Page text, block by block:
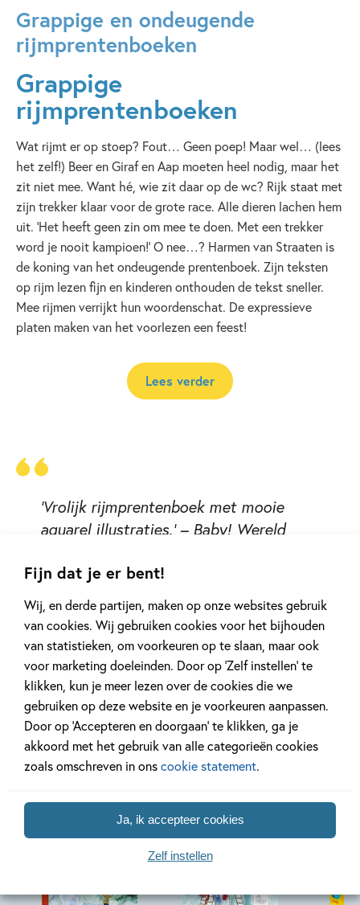
Fijn dat je er bent!
Wij, en derde partijen, maken op onze websites gebruik
van cookies. Wij gebruiken cookies voor het bijhouden
van statistieken, om voorkeuren op te slaan, maar ook
voor marketing doeleinden. Door op ‘Zelf instellen’ te
klikken, kun je meer lezen over de cookies die we
gebruiken op deze website en je voorkeuren aanpassen.
Door op ‘Accepteren en doorgaan’ te klikken, ga je
akkoord met het gebruik van alle categorieën cookies
zoals omschreven in onscookie statement.
Ja, ik accepteer cookies
Zelf instellen
Grappige en ondeugende
rijmprentenboeken
Grappige
rijmprentenboeken
Wat rijmt er op stoep? Fout… Geen poep! Maar wel… (lees
het zelf!) Beer en Giraf en Aap moeten heel nodig, maar het
zit niet mee. Want hé, wie zit daar op de wc? Rijk staat met
zijn trekker klaar voor de grote race. Alle dieren lachen hem
uit. ‘Het heeft geen zin om mee te doen. Met een trekker
word je nooit kampioen!’ O nee…? Harmen van Straaten is
de koning van het ondeugende prentenboek. Zijn teksten
op rijm lezen fijn en kinderen onthouden de tekst sneller.
Mee rijmen verrijkt hun woordenschat. De expressieve
platen maken van het voorlezen een feest!
Lees verder
‘Vrolijk rijmprentenboek met mooie
aquarel illustraties.’ – Baby! Wereld
Andere boeken uit de serie 'Grappige
en ondeugende rijmprentenboeken'